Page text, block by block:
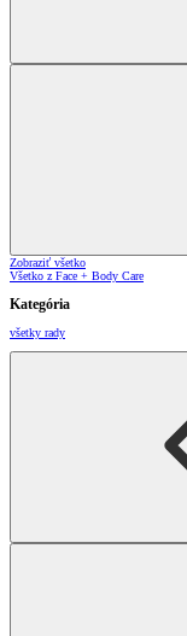
Zobraziť všetko
Všetko z Face + Body Care
Kategória
všetky rady